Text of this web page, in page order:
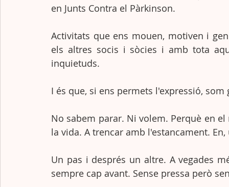
en Junts Contra el Pàrkinson.
Activitats que ens mouen, motiven i
els altres socis i sòcies i amb tota
inquietuds.
I és que, si ens permets l'expressió,
No sabem parar. Ni volem. Perquè en
la vida. A trencar amb l'estancament.
Un pas i després un altre. A vegades
sempre cap avant. Sense pressa però